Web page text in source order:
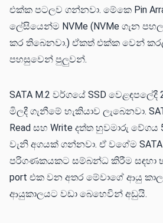
එක්ක පටලව ගන්නවා. මේකෙ Pin
ලේසියෙන්ම NVMe (NVMe ගැන
කර තිබෙනවා.) ඒකත් එක්ක වෙන්
පහසුවෙන් පුලුවන්.
SATA M.2 වර්ගයේ SSD වෙළඳපලේදී
මිලදී ගැනීමේ හැකියාව ලැබෙනවා.
Read සහ Write දත්ත හුවමාරු වේගය
වැනි අගයක් ගන්නවා. ඒ වගේම
පරිගණකයකට සම්බන්ධ කිරීම සඳහා
port එක වන අතර මේවාගේ ආයු
ආයුකාලයට වඩා බෙහෙවින් අඩුයි.